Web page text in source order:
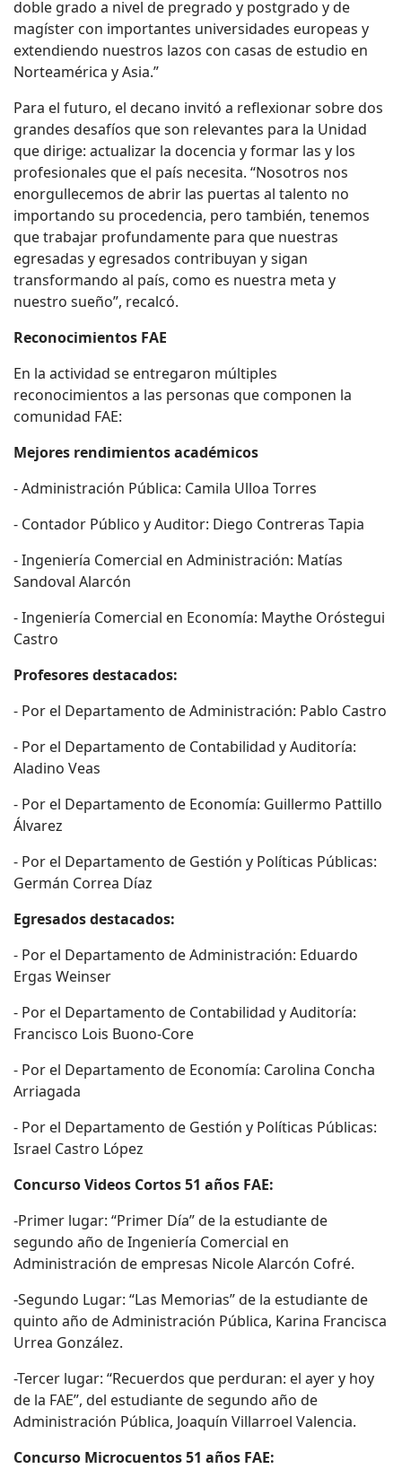
doble grado a nivel de pregrado y postgrado y de
magíster con importantes universidades europeas y
extendiendo nuestros lazos con casas de estudio en
Norteamérica y Asia.”
Para el futuro, el decano invitó a reflexionar sobre dos
grandes desafíos que son relevantes para la Unidad
que dirige: actualizar la docencia y formar las y los
profesionales que el país necesita. “Nosotros nos
enorgullecemos de abrir las puertas al talento no
importando su procedencia, pero también, tenemos
que trabajar profundamente para que nuestras
egresadas y egresados contribuyan y sigan
transformando al país, como es nuestra meta y
nuestro sueño”, recalcó.
Reconocimientos FAE
En la actividad se entregaron múltiples
reconocimientos a las personas que componen la
comunidad FAE:
Mejores rendimientos académicos
- Administración Pública: Camila Ulloa Torres
- Contador Público y Auditor: Diego Contreras Tapia
- Ingeniería Comercial en Administración: Matías
Sandoval Alarcón
- Ingeniería Comercial en Economía: Maythe Oróstegui
Castro
Profesores destacados:
- Por el Departamento de Administración: Pablo Castro
- Por el Departamento de Contabilidad y Auditoría:
Aladino Veas
- Por el Departamento de Economía: Guillermo Pattillo
Álvarez
- Por el Departamento de Gestión y Políticas Públicas:
Germán Correa Díaz
Egresados destacados:
- Por el Departamento de Administración: Eduardo
Ergas Weinser
- Por el Departamento de Contabilidad y Auditoría:
Francisco Lois Buono-Core
- Por el Departamento de Economía: Carolina Concha
Arriagada
- Por el Departamento de Gestión y Políticas Públicas:
Israel Castro López
Concurso Videos Cortos 51 años FAE:
-Primer lugar: “Primer Día” de la estudiante de
segundo año de Ingeniería Comercial en
Administración de empresas Nicole Alarcón Cofré.
-Segundo Lugar: “Las Memorias” de la estudiante de
quinto año de Administración Pública, Karina Francisca
Urrea González.
-Tercer lugar: “Recuerdos que perduran: el ayer y hoy
de la FAE”, del estudiante de segundo año de
Administración Pública, Joaquín Villarroel Valencia.
Concurso Microcuentos 51 años FAE: